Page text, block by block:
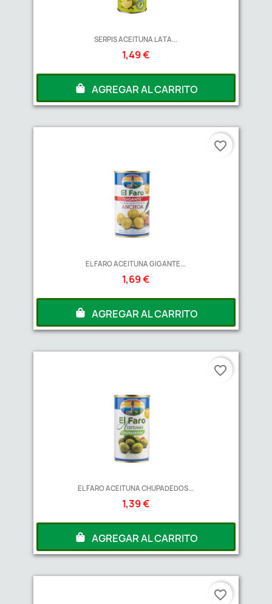
SERPIS ACEITUNA LATA...
1,49 €
AGREGAR AL CARRITO
EL FARO ACEITUNA GIGANTE...
1,69 €
AGREGAR AL CARRITO
favorite_border
EL FARO ACEITUNA CHUPADEDOS...
1,39 €
AGREGAR AL CARRITO
favorite_border
favorite_border